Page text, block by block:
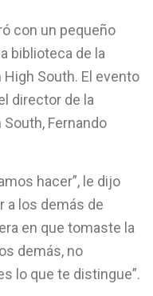
con un pequeño
biblioteca de la
South. El evento
director de la
Fernando
hacer”, le dijo
a los demás de
en que tomaste la
demás, no
lo que te distingue”.